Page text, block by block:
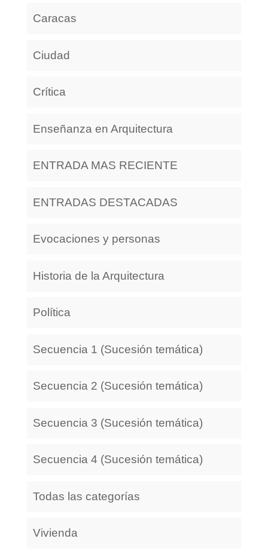
Caracas
Ciudad
Crítica
Enseñanza en Arquitectura
ENTRADA MAS RECIENTE
ENTRADAS DESTACADAS
Evocaciones y personas
Historia de la Arquitectura
Política
Secuencia 1 (Sucesión temática)
Secuencia 2 (Sucesión temática)
Secuencia 3 (Sucesión temática)
Secuencia 4 (Sucesión temática)
Todas las categorías
Vivienda